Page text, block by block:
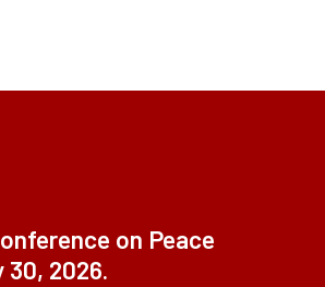
on Peace
30, 2026.